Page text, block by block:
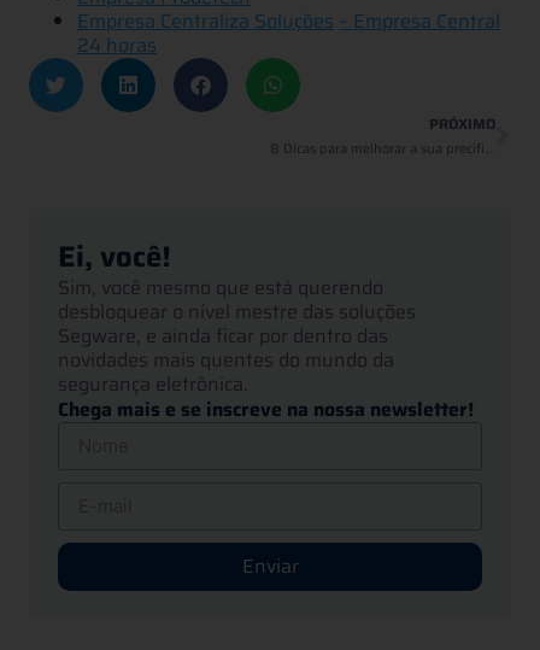
Empresa Centraliza Soluções – Empresa Central
24 horas
PRÓXIMO
8 Dicas para melhorar a sua precificação de serviços de segurança
Ei, você!
Sim, você mesmo que está querendo
desbloquear o nível mestre das soluções
Segware, e ainda ficar por dentro das
novidades mais quentes do mundo da
segurança eletrônica.
Chega mais e se inscreve na nossa newsletter!
Enviar